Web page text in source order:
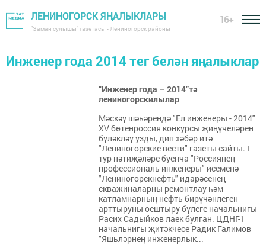
ЛЕНИНОГОРСК ЯҢАЛЫКЛАРЫ
"Заман сулышы" газетасы - Лениногорск районы
16+
Инженер года 2014 тег белән яңалыклар
“Инженер года – 2014”тә
лениногорскилылар
Мәскәү шәһәрендә "Ел инженеры - 2014"
XV бөтенроссия конкурсы җиңүчеләрен
бүләкләү узды, дип хәбәр итә
"Лениногорские вести" газеты сайты. I
тур нәтиҗәләре буенча "Россиянең
профессиональ инженеры" исеменә
"Лениногорскнефть" идарәсенең
скважиналарны ремонтлау һәм
катламнарның нефть бирүчәнлеген
арттыруны оештыру бүлеге начальнигы
Расих Садыйков лаек булган. ЦДНГ-1
начальнигы җитәкчесе Радик Галимов
"Яшьләрнең инженерлык...